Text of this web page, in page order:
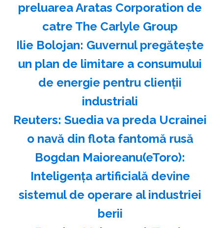
preluarea Aratas Corporation de
catre The Carlyle Group
Ilie Bolojan: Guvernul pregăteşte
un plan de limitare a consumului
de energie pentru clienţii
industriali
Reuters: Suedia va preda Ucrainei
o navă din flota fantomă rusă
Bogdan Maioreanu(eToro):
Inteligenţa artificială devine
sistemul de operare al industriei
berii